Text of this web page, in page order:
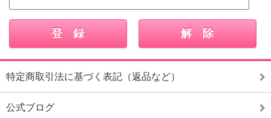
特定商取引法に基づく表記（返品など）
公式ブログ